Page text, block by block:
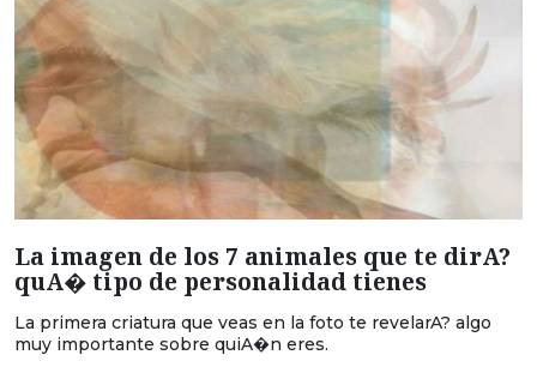
La imagen de los 7 animales que te dirA?
quA� tipo de personalidad tienes
La primera criatura que veas en la foto te revelarA? algo
muy importante sobre quiA�n eres.